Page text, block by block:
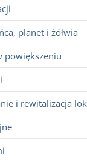
planet i żółwia
powiększeniu
i rewitalizacja